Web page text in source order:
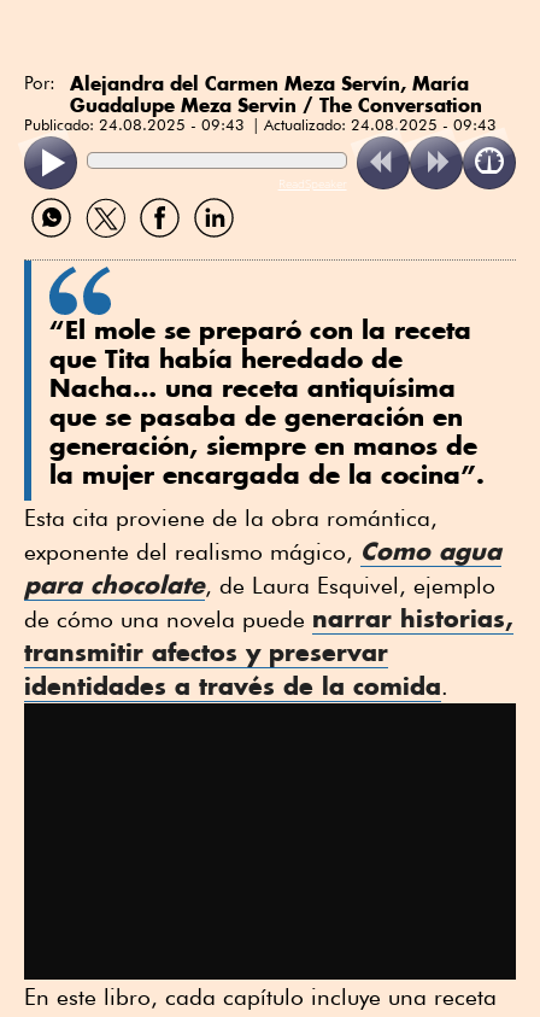
Por: Alejandra del Carmen Meza Servín, María
Guadalupe Meza Servin / The Conversation
Publicado: 24.08.2025 - 09:43 Actualizado: 24.08.2025 - 09:43
ReadSpeaker
Compartir
por
Compartir
por
Compartir
por
Compartir
por
“El mole se preparó con la receta
que Tita había heredado de
Nacha… una receta antiquísima
que se pasaba de generación en
generación, siempre en manos de
la mujer encargada de la cocina”.
Esta cita proviene de la obra romántica,
exponente del realismo mágico, Como agua
para chocolate, de Laura Esquivel, ejemplo
de cómo una novela puede narrar historias,
transmitir afectos y preservar
identidades a través de la comida.
En este libro, cada capítulo incluye una receta